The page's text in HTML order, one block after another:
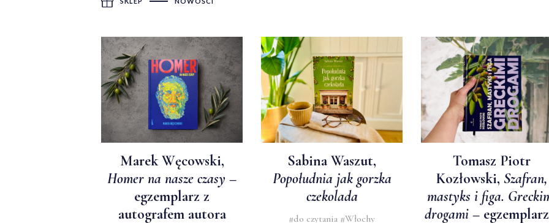
Marek Węcowski,
Homer na nasze czasy –
egzemplarz z
autografem autora
Sabina Waszut,
Popołudnia jak gorzka
czekolada
#do czytania #Włochy
Tomasz Piotr
Kozłowski, Szafran,
mastyks i figa.
drogami –